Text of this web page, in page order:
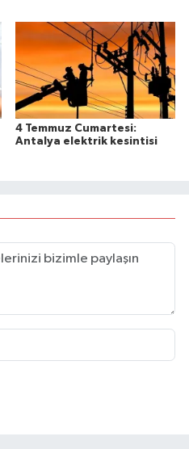
4 Temmuz Cumartesi:
Antalya elektrik kesintisi